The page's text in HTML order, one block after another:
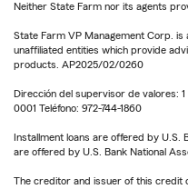
Neither State Farm nor its agents
State Farm VP Management Corp.
unaffiliated entities which provide
products. AP2025/02/0260
Dirección del supervisor de valores:
0001 Teléfono: 972-744-1860
Installment loans are offered by U.S.
are offered by U.S. Bank National
The creditor and issuer of this credit